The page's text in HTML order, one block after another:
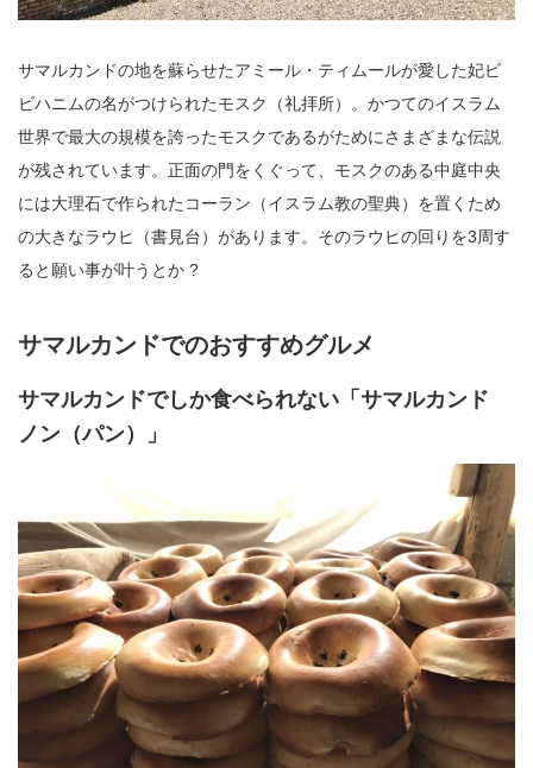
サマルカンドの地を蘇らせたアミール・ティムールが愛した妃ビ
ビハニムの名がつけられたモスク（礼拝所）。かつてのイスラム
世界で最大の規模を誇ったモスクであるがためにさまざまな伝説
が残されています。正面の門をくぐって、モスクのある中庭中央
には大理石で作られたコーラン（イスラム教の聖典）を置くため
の大きなラウヒ（書見台）があります。そのラウヒの回りを3周す
ると願い事が叶うとか ?
サマルカンドでのおすすめグルメ
サマルカンドでしか食べられない「サマルカンド
ノン（パン）」